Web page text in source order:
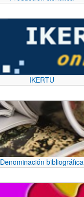
IKERTU
Denominación bibliográfica